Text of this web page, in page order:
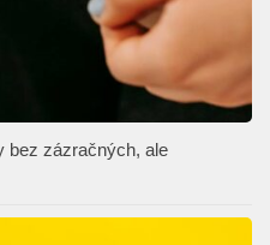
bez zázračných, ale